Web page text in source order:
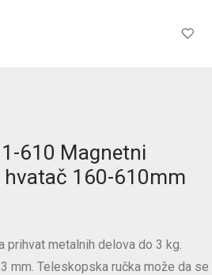
610 Magnetni
hvatač 160-610mm
prihvat metalnih delova do 3 kg.
mm. Teleskopska ručka može da se